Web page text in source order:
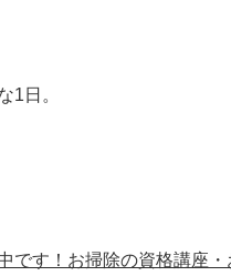
1日。
です！お掃除の資格講座